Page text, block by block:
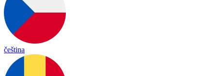
čeština